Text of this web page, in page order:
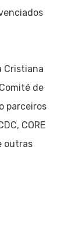
Cristiana
de
parceiros
CORE
outras